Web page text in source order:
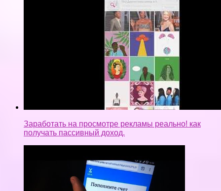
Заработать на просмотре рекламы реально! как
получать пассивный доход.